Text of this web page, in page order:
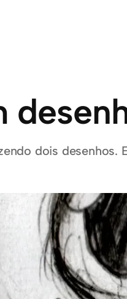
dois desenhos.